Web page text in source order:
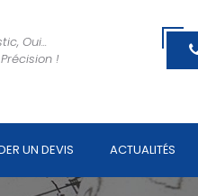
Oui...
!
UN DEVIS ACTUALITÉS